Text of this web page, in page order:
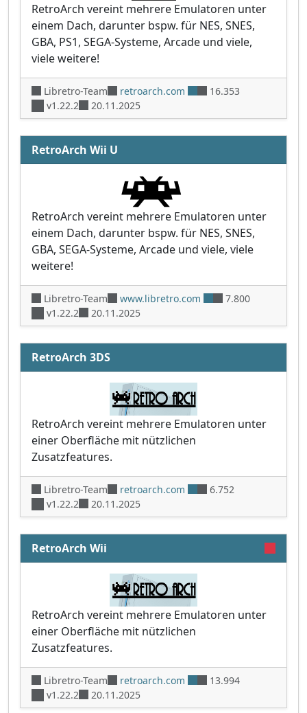
RetroArch vereint mehrere Emulatoren unter
einem Dach, darunter bspw. für NES, SNES,
GBA, PS1, SEGA-Systeme, Arcade und viele,
viele weitere!
Libretro-Team retroarch.com
16.353
v1.22.2
20.11.2025
RetroArch Wii U
RetroArch vereint mehrere Emulatoren unter
einem Dach, darunter bspw. für NES, SNES,
GBA, SEGA-Systeme, Arcade und viele, viele
weitere!
Libretro-Team www.libretro.com
7.800
v1.22.2
20.11.2025
RetroArch 3DS
RetroArch vereint mehrere Emulatoren unter
einer Oberfläche mit nützlichen
Zusatzfeatures.
Libretro-Team retroarch.com
6.752
v1.22.2
20.11.2025
RetroArch Wii
RetroArch vereint mehrere Emulatoren unter
einer Oberfläche mit nützlichen
Zusatzfeatures.
Libretro-Team retroarch.com
13.994
v1.22.2
20.11.2025